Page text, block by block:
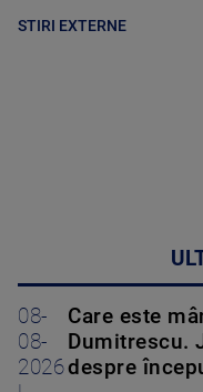
STIRI EXTERNE
08-
08-
2026
Care este
Dumitrescu.
despre